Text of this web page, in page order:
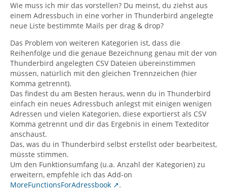
Wie muss ich mir das vorstellen? Du meinst, du ziehst aus
einem Adressbuch in eine vorher in Thunderbird angelegte
neue Liste bestimmte Mails per drag & drop?
Das Problem von weiteren Kategorien ist, dass die
Reihenfolge und die genaue Bezeichnung genau mit der von
Thunderbird angelegten CSV Dateien übereinstimmen
müssen, natürlich mit den gleichen Trennzeichen (hier
Komma getrennt).
Das findest du am Besten heraus, wenn du in Thunderbird
einfach ein neues Adressbuch anlegst mit einigen wenigen
Adressen und vielen Kategorien, diese exportierst als CSV
Komma getrennt und dir das Ergebnis in einem Texteditor
anschaust.
Das, was du in Thunderbird selbst erstellst oder bearbeitest,
müsste stimmen.
Um den Funktionsumfang (u.a. Anzahl der Kategorien) zu
erweitern, empfehle ich das Add-on
MoreFunctionsForAdressbook
.